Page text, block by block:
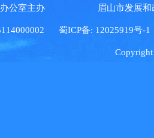
府办公室主办 眉山市发展和
蜀ICP备: 12025919号-1